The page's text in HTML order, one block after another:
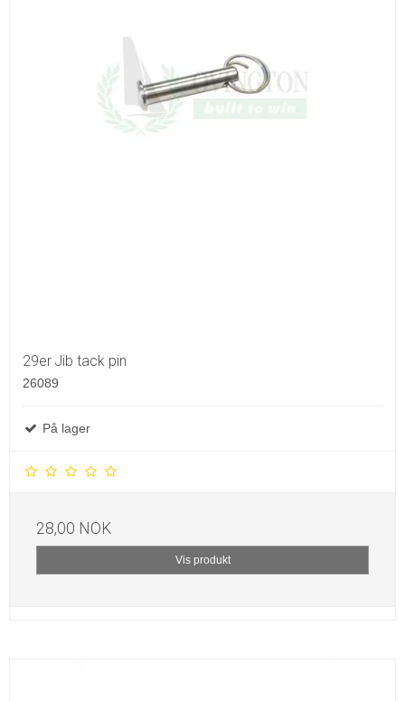
29er Jib tack pin
26089
På lager
28,00 NOK
Vis produkt